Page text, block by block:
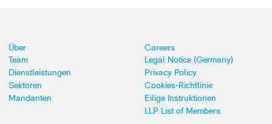
Über
Team
Dienstleistungen
Sektoren
Mandanten
Careers
Legal Notice (Germany)
Privacy Policy
Cookies-Richtlinie
Eilige Instruktionen
LLP List of Members